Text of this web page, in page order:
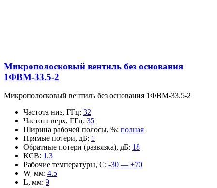
Микрополосковый вентиль без основания
1ФВМ-33.5-2
Микрополосковый вентиль без основания 1ФВМ-33.5-2
Частота низ, ГГц: 32
Частота верх, ГГц: 35
Ширина рабочей полосы, %: полная
Прямые потери, дБ: 1
Обратные потери (развязка), дБ: 18
КСВ: 1.3
Рабочие температуры, С: -30 — +70
W, мм: 4.5
L, мм: 9